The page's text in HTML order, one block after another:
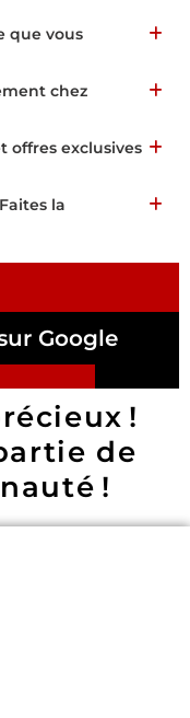
que vous
chez
offres exclusives
la
Google
!
de
!